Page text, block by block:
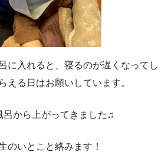
に入れると、寝るのが遅くなってし
える日はお願いしています。
呂から上がってきました♫
のいとこと絡みます！